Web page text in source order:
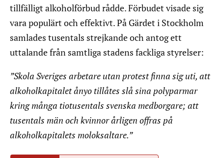
tillfälligt alkoholförbud rådde. Förbudet visade sig
vara populärt och effektivt. På Gärdet i Stockholm
samlades tusentals strejkande och antog ett
uttalande från samtliga stadens fackliga styrelser:
”Skola Sveriges arbetare utan protest finna sig uti, att
alkoholkapitalet ånyo tillåtes slå sina polyparmar
kring många tiotusentals svenska medborgare; att
tusentals män och kvinnor årligen offras på
alkoholkapitalets moloksaltare.”